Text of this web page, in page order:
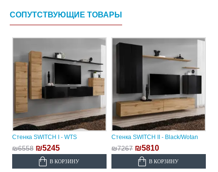
СОПУТСТВУЮЩИЕ ТОВАРЫ
Стенка SWITCH I - WTS
₪6558 ₪5245
В КОРЗИНУ
Стенка SWITCH II - Black/Wotan
₪7267 ₪5810
В КОРЗИНУ